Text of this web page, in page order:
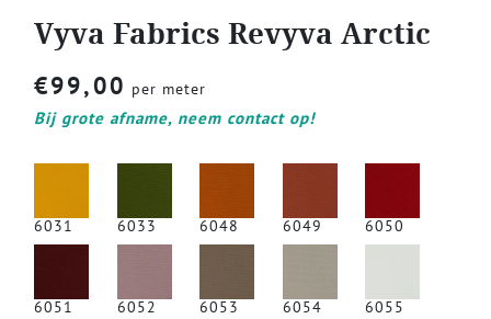
Vyva Fabrics Revyva Arctic
€99,00 per meter
Bij grote afname, neem contact op!
6031 6033 6048 6049 6050
6051 6052 6053 6054 6055